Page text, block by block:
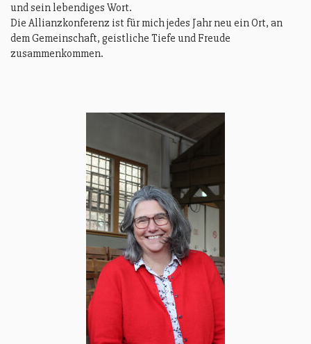
und sein lebendiges Wort.
Die Allianzkonferenz ist für mich jedes Jahr neu ein Ort, an
dem Gemeinschaft, geistliche Tiefe und Freude
zusammenkommen.